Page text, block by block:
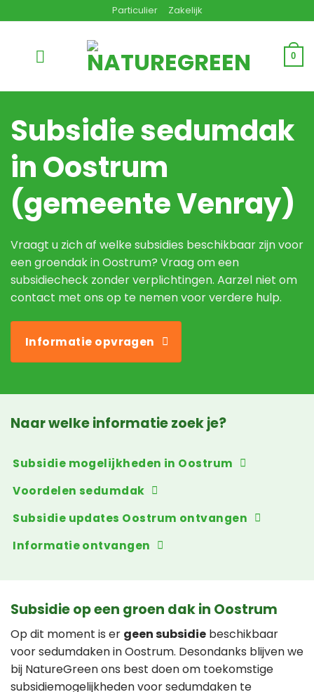
naar
Particulier Zakelijk
0
Subsidie sedumdak
in Oostrum
(gemeente Venray)
Vraagt u zich af welke subsidies beschikbaar zijn voor
een groendak in Oostrum? Vraag om een
subsidiecheck zonder verplichtingen. Aarzel niet om
contact met ons op te nemen voor verdere hulp.
Informatie opvragen
Naar welke informatie zoek je?
Subsidie mogelijkheden in Oostrum
Voordelen sedumdak
Subsidie updates Oostrum ontvangen
Informatie ontvangen
Subsidie op een groen dak in Oostrum
Op dit moment is er geen subsidie beschikbaar
voor sedumdaken in Oostrum. Desondanks blijven we
bij NatureGreen ons best doen om toekomstige
subsidiemogelijkheden voor sedumdaken te